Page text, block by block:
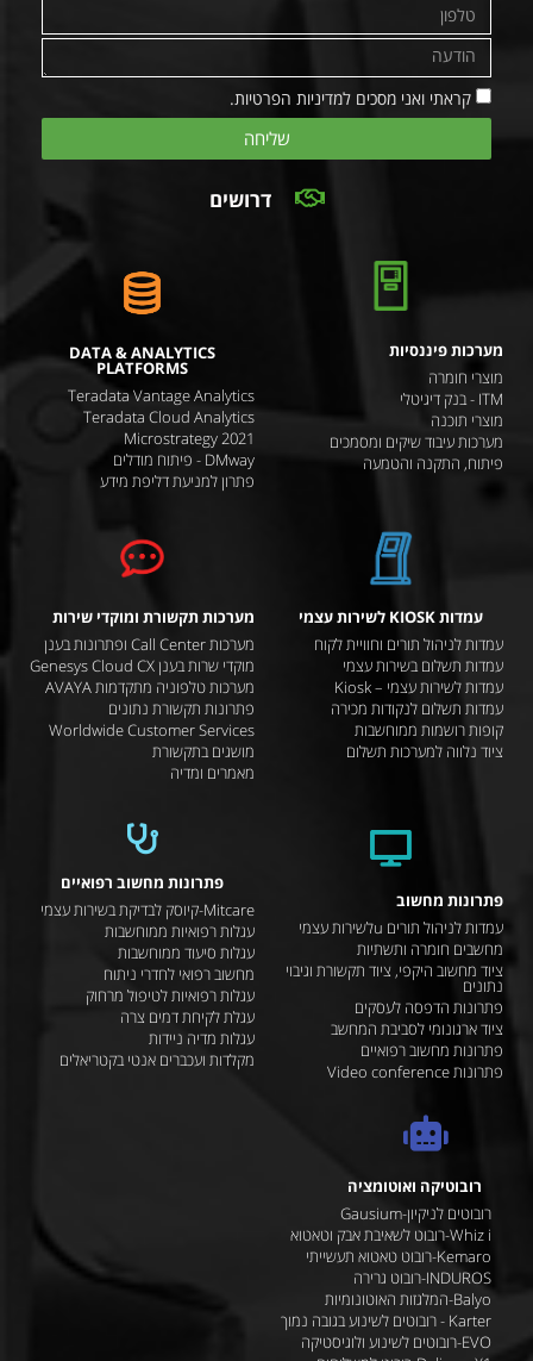
קראתי ואני מסכים למדיניות הפרטיות.
שליחה
דרושים
מערכות פיננסיות
מוצרי חומרה
ITM - בנק דיגיטלי
מוצרי תוכנה
מערכות עיבוד שיקים ומסמכים
פיתוח, התקנה והטמעה
DATA & ANALYTICS
PLATFORMS
Teradata Vantage Analytics
Teradata Cloud Analytics
Microstrategy 2021
DMway - פיתוח מודלים
פתרון למניעת דליפת מידע
עמדות KIOSK לשירות עצמי
עמדות לניהול תורים וחוויית לקוח
עמדות תשלום בשירות עצמי
עמדות לשירות עצמי – Kiosk
עמדות תשלום לנקודות מכירה
קופות רושמות ממוחשבות
ציוד נלווה למערכות תשלום
מערכות תקשורת ומוקדי שירות
מערכות Call Center ופתרונות בענן
מוקדי שרות בענן Genesys Cloud CX
מערכות טלפוניה מתקדמות AVAYA
פתרונות תקשורת נתונים
Worldwide Customer Services
מושגים בתקשורת
מאמרים ומדיה
פתרונות מחשוב
עמדות לניהול תורים uלשירות עצמי
מחשבים חומרה ותשתיות
ציוד מחשוב היקפי, ציוד תקשורת וגיבוי
נתונים
פתרונות הדפסה לעסקים
ציוד ארגונומי לסביבת המחשב
פתרונות מחשוב רפואיים
פתרונות Video conference
פתרונות מחשוב רפואיים
Mitcare-קיוסק לבדיקת בשירות עצמי
עגלות רפואיות ממוחשבות
עגלות סיעוד ממוחשבות
מחשוב רפואי לחדרי ניתוח
עגלות רפואיות לטיפול מרחוק
עגלת לקיחת דמים צרה
עגלות מדיה ניידות
מקלדות ועכברים אנטי בקטריאלים
רובוטיקה ואוטומציה
רובוטים לניקיון-Gausium
Whiz i-רובוט לשאיבת אבק וטאטוא
Kemaro-רובוט טאטוא תעשייתי
INDUROS-רובוט גרירה
Balyo-המלגזות האוטונומיות
Karter - רובוטים לשינוע בגובה נמוך
EVO-רובוטים לשינוע ולוגיסטיקה